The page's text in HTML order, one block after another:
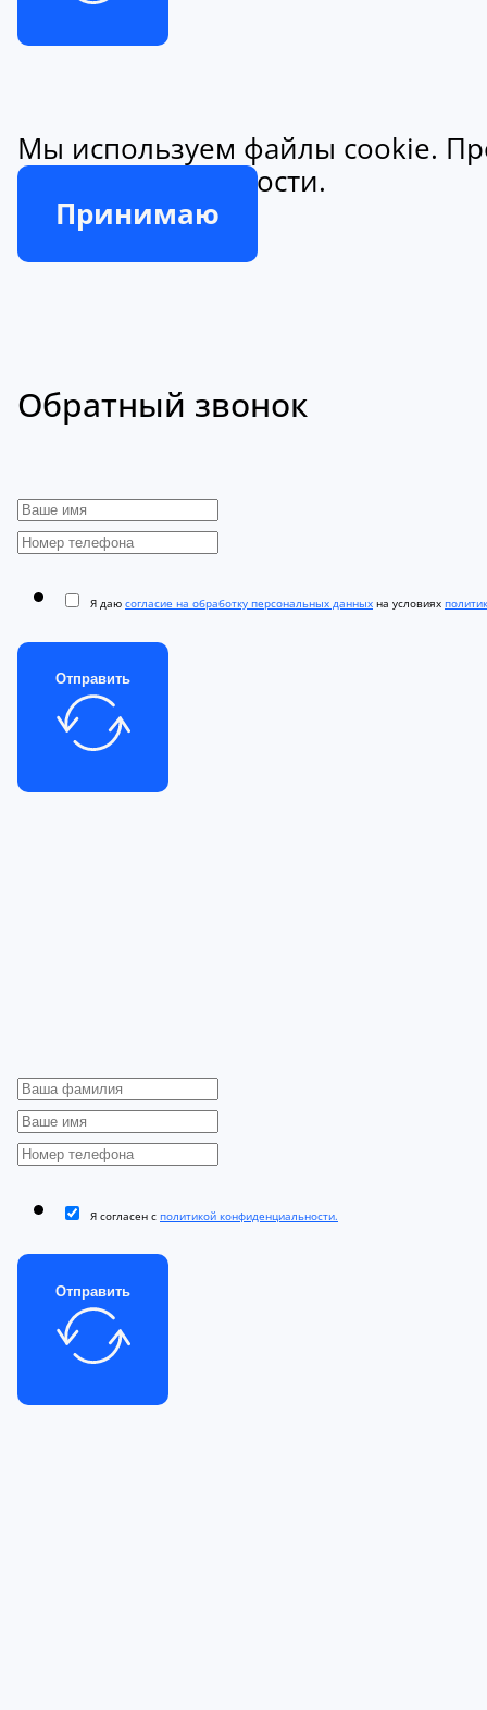
Мы используем файлы cookie.
конфиденциальности.
Принимаю
Обратный звонок
Я даю согласие на обработку персональных данных на условиях
Отправить
Я согласен с политикой конфиденциальности.
Отправить